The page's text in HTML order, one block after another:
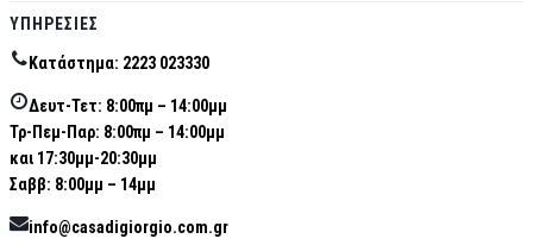
ΥΠΗΡΕΣΊΕΣ
Κατάστημα: 2223 023330
Δευτ-Τετ: 8:00πμ – 14:00μμ
Τρ-Πεμ-Παρ: 8:00πμ – 14:00μμ
και 17:30μμ-20:30μμ
Σαββ: 8:00μμ – 14μμ
info@casadigiorgio.com.gr